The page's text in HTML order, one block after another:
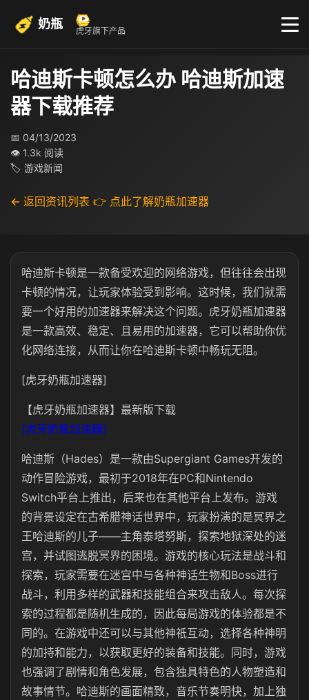
奶瓶 虎牙旗下产品
哈迪斯卡顿怎么办 哈迪斯加速
器下载推荐
📅 04/13/2023
👁 1.3k 阅读
🏷 游戏新闻
← 返回资讯列表 👉 点此了解奶瓶加速器
哈迪斯卡顿是一款备受欢迎的网络游戏，但往往会出现
卡顿的情况，让玩家体验受到影响。这时候，我们就需
要一个好用的加速器来解决这个问题。虎牙奶瓶加速器
是一款高效、稳定、且易用的加速器，它可以帮助你优
化网络连接，从而让你在哈迪斯卡顿中畅玩无阻。
[虎牙奶瓶加速器]
【虎牙奶瓶加速器】最新版下载
[虎牙奶瓶加速器]
哈迪斯（Hades）是一款由Supergiant Games开发的
动作冒险游戏，最初于2018年在PC和Nintendo
Switch平台上推出，后来也在其他平台上发布。游戏
的背景设定在古希腊神话世界中，玩家扮演的是冥界之
王哈迪斯的儿子——主角泰塔努斯，探索地狱深处的迷
宫，并试图逃脱冥界的困境。游戏的核心玩法是战斗和
探索，玩家需要在迷宫中与各种神话生物和Boss进行
战斗，利用多样的武器和技能组合来攻击敌人。每次探
索的过程都是随机生成的，因此每局游戏的体验都是不
同的。在游戏中还可以与其他神祇互动，选择各种神明
的加持和能力，以获取更好的装备和技能。同时，游戏
也强调了剧情和角色发展，包含独具特色的人物塑造和
故事情节。哈迪斯的画面精致，音乐节奏明快，加上独